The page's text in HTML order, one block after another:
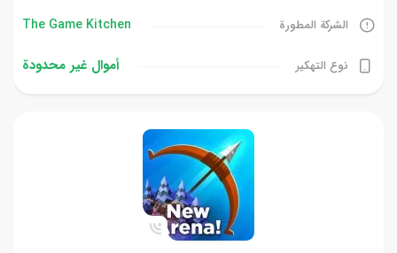
الشركة المطورة The Game Kitchen‏
نوع التهكير أموال غیر محدودة